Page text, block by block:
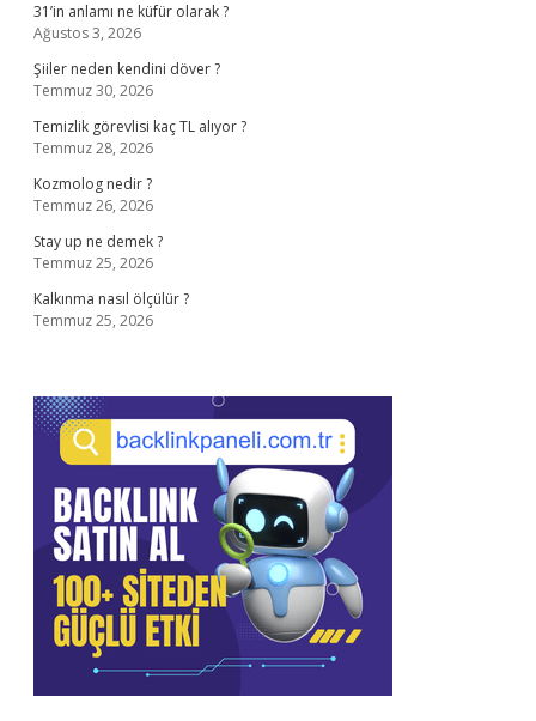
31’in anlamı ne küfür olarak ?
Ağustos 3, 2026
Şiiler neden kendini döver ?
Temmuz 30, 2026
Temizlik görevlisi kaç TL alıyor ?
Temmuz 28, 2026
Kozmolog nedir ?
Temmuz 26, 2026
Stay up ne demek ?
Temmuz 25, 2026
Kalkınma nasıl ölçülür ?
Temmuz 25, 2026